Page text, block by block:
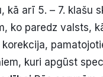
arī 5. – 7. klašu
ko paredz valsts,
kuri apgūst